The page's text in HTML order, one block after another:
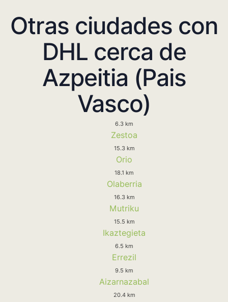
Otras ciudades con
DHL cerca de
Azpeitia (Pais
Vasco)
6.3 km
Zestoa
15.3 km
Orio
18.1 km
Olaberria
16.3 km
Mutriku
15.5 km
Ikaztegieta
6.5 km
Errezil
9.5 km
Aizarnazabal
20.4 km